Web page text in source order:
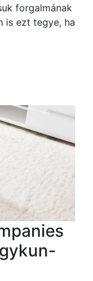
forgalmának
is ezt tegye, ha